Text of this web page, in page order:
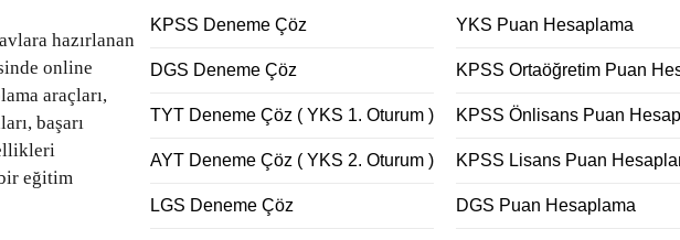
hazırlanan
online
araçları,
başarı
eğitim
KPSS Deneme Çöz
DGS Deneme Çöz
TYT Deneme Çöz ( YKS 1. Oturum )
AYT Deneme Çöz ( YKS 2. Oturum )
LGS Deneme Çöz
YKS Puan Hesaplama
KPSS Ortaöğretim Puan
KPSS Önlisans Puan
KPSS Lisans Puan
DGS Puan Hesaplama